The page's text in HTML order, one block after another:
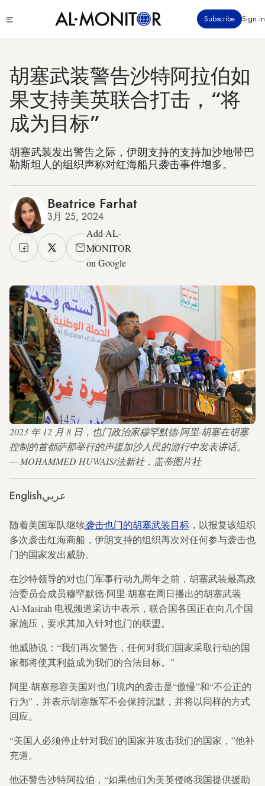
转
Subscribe Sign in
胡塞武装警告沙特阿拉伯如
果支持美英联合打击，“将
成为目标”
胡塞武装发出警告之际，伊朗支持的支持加沙地带巴
勒斯坦人的组织声称对红海船只袭击事件增多。
Beatrice Farhat
3月 25, 2024
Add AL-
MONITOR
on Google
2023 年 12 月 8 日，也门政治家穆罕默德·阿里·胡塞在胡塞
控制的首都萨那举行的声援加沙人民的游行中发表讲话。
— MOHAMMED HUWAIS/法新社，盖蒂图片社
Englishعربي
随着美国军队继续袭击也门的胡塞武装目标 ，以报复该组织
多次袭击红海商船，伊朗支持的组织再次对任何参与袭击也
门的国家发出威胁。
在沙特领导的对也门军事行动九周年之前，胡塞武装最高政
治委员会成员穆罕默德·阿里·胡塞在周日播出的胡塞武装
Al-Masirah 电视频道采访中表示，联合国各国正在向几个国
家施压，要求其加入针对也门的联盟。
他威胁说：“我们再次警告，任何对我们国家采取行动的国
家都将使其利益成为我们的合法目标。”
阿里·胡塞形容美国对也门境内的袭击是“傲慢”和“不公正的
行为”，并表示胡塞叛军不会保持沉默，并将以同样的方式
回应。
“美国人必须停止针对我们的国家并攻击我们的国家，”他补
充道。
他还警告沙特阿拉伯，“如果他们为美英侵略我国提供援助